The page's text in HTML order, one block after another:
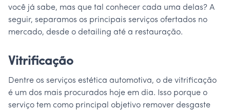
você já sabe, mas que tal conhecer cada uma delas? A
seguir, separamos os principais serviços ofertados no
mercado, desde o detailing até a restauração.
Vitrificação
Dentre os serviços estética automotiva, o de vitrificação
é um dos mais procurados hoje em dia. Isso porque o
serviço tem como principal objetivo remover desgaste